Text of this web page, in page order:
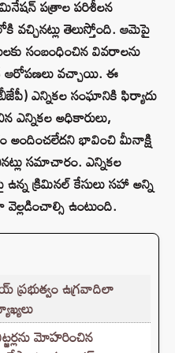
పత్రాల పరిశీలన
వచ్చినట్లు తెలుస్తోంది. ఆమెపై
సంబంధించిన వివరాలను
ఆరోపణలు వచ్చాయి. ఈ
ఎన్నికల సంఘానికి ఫిర్యాదు
ఎన్నికల అధికారులు,
అందించలేదని భావించి మీనాక్షి
సమాచారం. ఎన్నికల
ఉన్న క్రిమినల్ కేసులు సహా అన్ని
ఉంటుంది.
ప్రభుత్వం ఉగ్రవాదిలా
మోహరించిన